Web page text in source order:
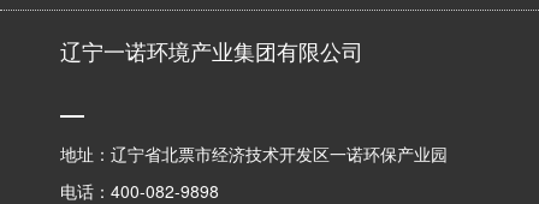
辽宁一诺环境产业集团有限公司
地址：辽宁省北票市经济技术开发区一诺环保产业园
电话：400-082-9898